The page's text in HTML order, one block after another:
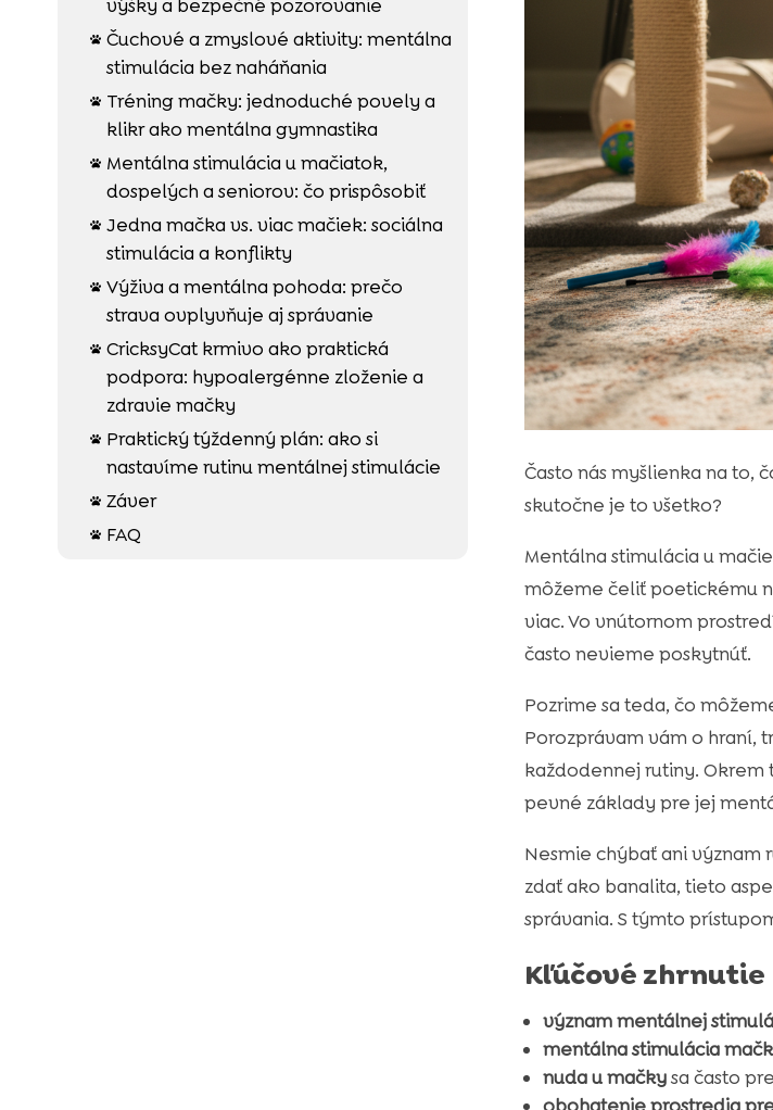
výšky a bezpečné pozorovanie
 Čuchové a zmyslové aktivity: mentálna
stimulácia bez naháňania

Tréning mačky: jednoduché povely a
klikr ako mentálna gymnastika

Mentálna stimulácia u mačiatok,
dospelých a seniorov: čo prispôsobiť
 Jedna mačka vs. viac mačiek: sociálna
stimulácia a konflikty
 Výživa a mentálna pohoda: prečo
strava ovplyvňuje aj správanie
 CricksyCat krmivo ako praktická
podpora: hypoalergénne zloženie a
zdravie mačky

Praktický týždenný plán: ako si
nastavíme rutinu mentálnej stimulácie
 Záver
 FAQ
Často nás myšlienka na to,
skutočne je to všetko?
Mentálna stimulácia u
môžeme čeliť poetickému
viac. Vo vnútornom
často nevieme poskytnúť.
Pozrime sa teda, čo
Porozprávam vám o hraní,
každodennej rutiny.
pevné základy pre jej
Nesmie chýbať ani význam
zdať ako banalita, tieto
správania. S týmto
Kľúčové zhrnutie
význam mentálnej
mentálna stimulácia
nuda u mačkysa často